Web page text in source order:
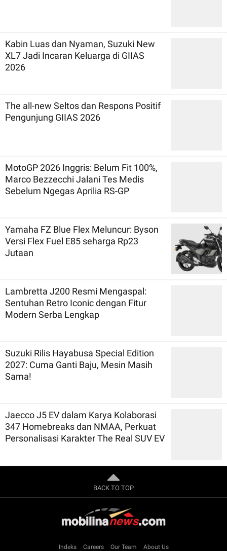
Kabin Luas dan Nyaman, Suzuki New
XL7 Jadi Incaran Keluarga di GIIAS
2026
The all-new Seltos dan Respons Positif
Pengunjung GIIAS 2026
MotoGP 2026 Inggris: Belum Fit 100%,
Marco Bezzecchi Jalani Tes Medis
Sebelum Ngegas Aprilia RS-GP
Yamaha FZ Blue Flex Meluncur: Byson
Versi Flex Fuel E85 seharga Rp23
Jutaan
Lambretta J200 Resmi Mengaspal:
Sentuhan Retro Iconic dengan Fitur
Modern Serba Lengkap
Suzuki Rilis Hayabusa Special Edition
2027: Cuma Ganti Baju, Mesin Masih
Sama!
Jaecco J5 EV dalam Karya Kolaborasi
347 Homebreaks dan NMAA, Perkuat
Personalisasi Karakter The Real SUV EV
BACK TO TOP
Indeks Careers Our Team About Us